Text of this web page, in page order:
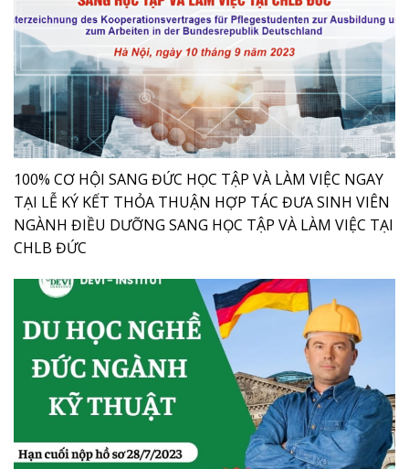
100% CƠ HỘI SANG ĐỨC HỌC TẬP VÀ LÀM VIỆC NGAY
TẠI LỄ KÝ KẾT THỎA THUẬN HỢP TÁC ĐƯA SINH VIÊN
NGÀNH ĐIỀU DƯỠNG SANG HỌC TẬP VÀ LÀM VIỆC TẠI
CHLB ĐỨC